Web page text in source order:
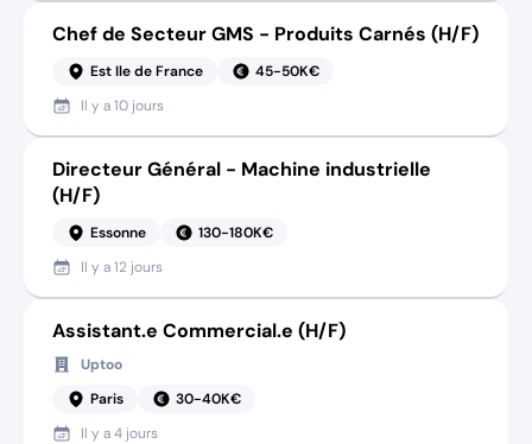
Chef de Secteur GMS - Produits Carnés (H/F)
Est Ile de France
45-50K€
Il y a10 jours
Directeur Général - Machine industrielle
(H/F)
Essonne
130-180K€
Il y a12 jours
Assistant.e Commercial.e (H/F)
Uptoo
Paris
30-40K€
Il y a4 jours